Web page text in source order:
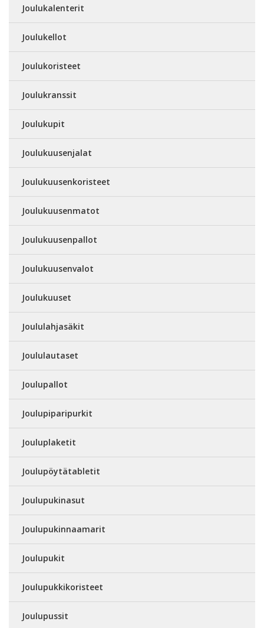
Joulukalenterit
Joulukellot
Joulukoristeet
Joulukranssit
Joulukupit
Joulukuusenjalat
Joulukuusenkoristeet
Joulukuusenmatot
Joulukuusenpallot
Joulukuusenvalot
Joulukuuset
Joululahjasäkit
Joululautaset
Joulupallot
Joulupiparipurkit
Jouluplaketit
Joulupöytätabletit
Joulupukinasut
Joulupukinnaamarit
Joulupukit
Joulupukkikoristeet
Joulupussit